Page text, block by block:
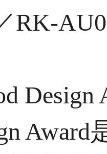
RK-
Design